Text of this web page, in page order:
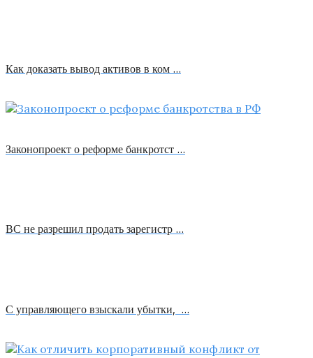
Как доказать вывод активов в ком …
Законопроект о реформе банкротст …
ВС не разрешил продать зарегистр …
С управляющего взыскали убытки, …